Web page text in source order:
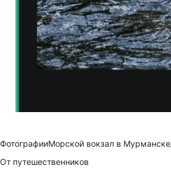
ФотографииМорской вокзал в Мурманске
От путешественников